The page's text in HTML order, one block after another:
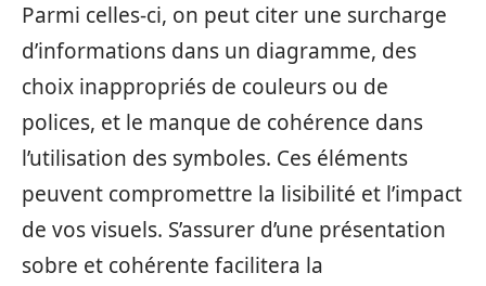
Parmi celles-ci, on peut citer une surcharge
d’informations dans un diagramme, des
choix inappropriés de couleurs ou de
polices, et le manque de cohérence dans
l’utilisation des symboles. Ces éléments
peuvent compromettre la lisibilité et l’impact
de vos visuels. S’assurer d’une présentation
sobre et cohérente facilitera la